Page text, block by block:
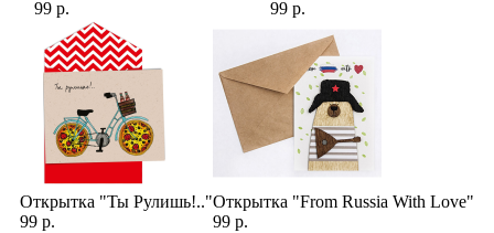
99 р. 99 р.
Открытка "Ты Рулишь!.."
99 р.
Открытка "From Russia With Love"
99 р.